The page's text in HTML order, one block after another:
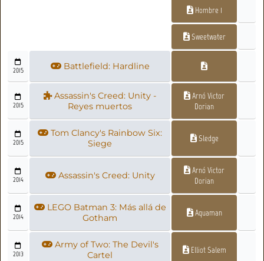
Hombre 1
Sweetwater
2015 Battlefield: Hardline
2015
Assassin's Creed: Unity -
Reyes muertos
Arnó Victor
Dorian
2015
Tom Clancy's Rainbow Six:
Siege
Sledge
2014 Assassin's Creed: Unity
Arnó Victor
Dorian
2014
LEGO Batman 3: Más allá de
Gotham
Aquaman
2013
Army of Two: The Devil's
Cartel
Elliot Salem